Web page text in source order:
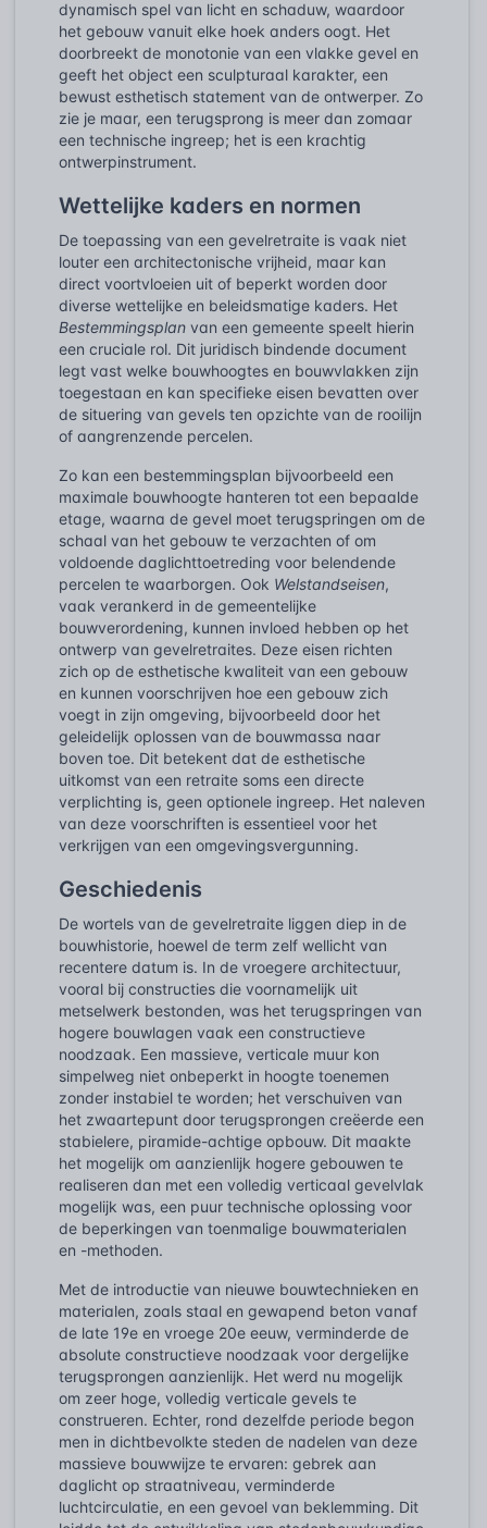
dynamisch spel van licht en schaduw, waardoor
het gebouw vanuit elke hoek anders oogt. Het
doorbreekt de monotonie van een vlakke gevel en
geeft het object een sculpturaal karakter, een
bewust esthetisch statement van de ontwerper. Zo
zie je maar, een terugsprong is meer dan zomaar
een technische ingreep; het is een krachtig
ontwerpinstrument.
Wettelijke kaders en normen
De toepassing van een gevelretraite is vaak niet
louter een architectonische vrijheid, maar kan
direct voortvloeien uit of beperkt worden door
diverse wettelijke en beleidsmatige kaders. Het
Bestemmingsplan van een gemeente speelt hierin
een cruciale rol. Dit juridisch bindende document
legt vast welke bouwhoogtes en bouwvlakken zijn
toegestaan en kan specifieke eisen bevatten over
de situering van gevels ten opzichte van de rooilijn
of aangrenzende percelen.
Zo kan een bestemmingsplan bijvoorbeeld een
maximale bouwhoogte hanteren tot een bepaalde
etage, waarna de gevel moet terugspringen om de
schaal van het gebouw te verzachten of om
voldoende daglichttoetreding voor belendende
percelen te waarborgen. Ook Welstandseisen,
vaak verankerd in de gemeentelijke
bouwverordening, kunnen invloed hebben op het
ontwerp van gevelretraites. Deze eisen richten
zich op de esthetische kwaliteit van een gebouw
en kunnen voorschrijven hoe een gebouw zich
voegt in zijn omgeving, bijvoorbeeld door het
geleidelijk oplossen van de bouwmassa naar
boven toe. Dit betekent dat de esthetische
uitkomst van een retraite soms een directe
verplichting is, geen optionele ingreep. Het naleven
van deze voorschriften is essentieel voor het
verkrijgen van een omgevingsvergunning.
Geschiedenis
De wortels van de gevelretraite liggen diep in de
bouwhistorie, hoewel de term zelf wellicht van
recentere datum is. In de vroegere architectuur,
vooral bij constructies die voornamelijk uit
metselwerk bestonden, was het terugspringen van
hogere bouwlagen vaak een constructieve
noodzaak. Een massieve, verticale muur kon
simpelweg niet onbeperkt in hoogte toenemen
zonder instabiel te worden; het verschuiven van
het zwaartepunt door terugsprongen creëerde een
stabielere, piramide-achtige opbouw. Dit maakte
het mogelijk om aanzienlijk hogere gebouwen te
realiseren dan met een volledig verticaal gevelvlak
mogelijk was, een puur technische oplossing voor
de beperkingen van toenmalige bouwmaterialen
en -methoden.
Met de introductie van nieuwe bouwtechnieken en
materialen, zoals staal en gewapend beton vanaf
de late 19e en vroege 20e eeuw, verminderde de
absolute constructieve noodzaak voor dergelijke
terugsprongen aanzienlijk. Het werd nu mogelijk
om zeer hoge, volledig verticale gevels te
construeren. Echter, rond dezelfde periode begon
men in dichtbevolkte steden de nadelen van deze
massieve bouwwijze te ervaren: gebrek aan
daglicht op straatniveau, verminderde
luchtcirculatie, en een gevoel van beklemming. Dit